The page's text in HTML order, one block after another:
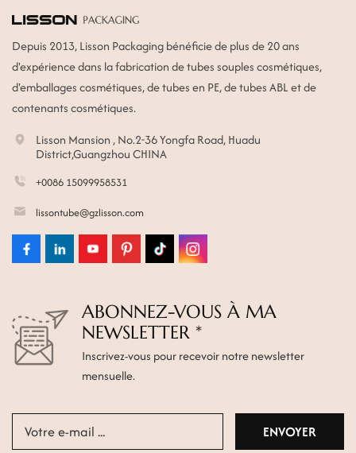
Depuis 2013, Lisson Packaging bénéficie de plus de 20 ans
d'expérience dans la fabrication de tubes souples cosmétiques,
d'emballages cosmétiques, de tubes en PE, de tubes ABL et de
contenants cosmétiques.
Lisson Mansion , No.2-36 Yongfa Road, Huadu
District,Guangzhou CHINA
+0086 15099958531
lissontube@gzlisson.com
ABONNEZ-VOUS À MA
NEWSLETTER *
Inscrivez-vous pour recevoir notre newsletter
mensuelle.